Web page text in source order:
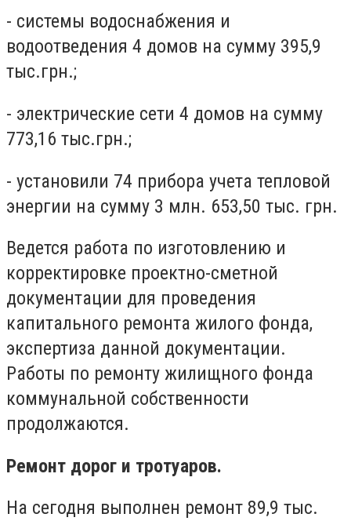
- системы водоснабжения и
водоотведения 4 домов на сумму 395,9
тыс.грн.;
- электрические сети 4 домов на сумму
773,16 тыс.грн.;
- установили 74 прибора учета тепловой
энергии на сумму 3 млн. 653,50 тыс. грн.
Ведется работа по изготовлению и
корректировке проектно-сметной
документации для проведения
капитального ремонта жилого фонда,
экспертиза данной документации.
Работы по ремонту жилищного фонда
коммунальной собственности
продолжаются.
Ремонт дорог и тротуаров.
На сегодня выполнен ремонт 89,9 тыс.